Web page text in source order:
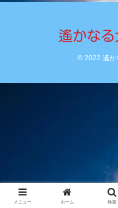
© 2022 遙か
メニュー ホーム 検索